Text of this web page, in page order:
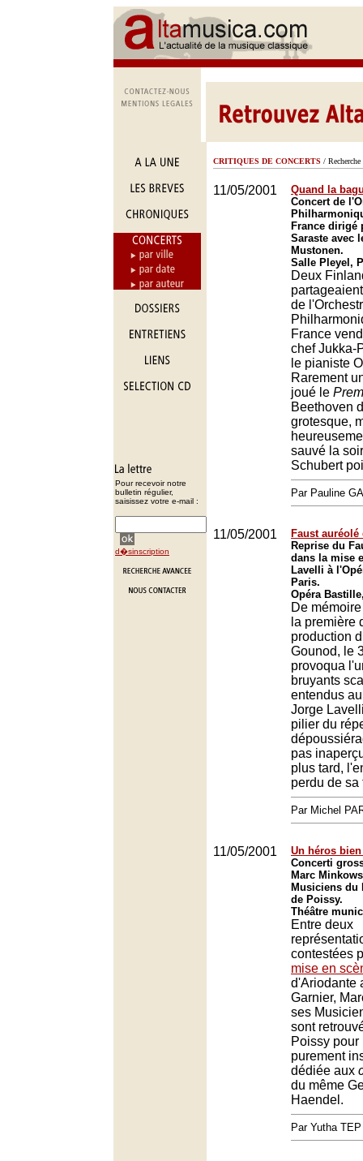
Pour recevoir notre
bulletin régulier,
saisissez votre e-mail :
d�sinscription
CRITIQUES DE CONCERTS / Recherche
11/05/2001
Quand la
Concert de
France dirigé
Saraste avec
Mustonen.
Salle Pleyel,
Deux
de
France
chef Jukka-
le pianiste
Rarement
joué le
Beethoven
grotesque,
sauvé la
Schubert
Par Pauline
11/05/2001
Faust
Reprise du
dans la mise
Lavelli à
Paris.
Opéra
De
la première
production
Gounod, le
provoqua
bruyants
entendus
Jorge
pilier du
pas
plus tard,
perdu de sa
Par Michel
11/05/2001
Un héros
Concerti
Marc
Musiciens du
de Poissy.
Théâtre
Entre deux
contestées
mise en
d'Ariodante
Garnier,
ses
sont
Poissy
purement
dédiée aux
du même
Haendel.
Par Yutha TEP